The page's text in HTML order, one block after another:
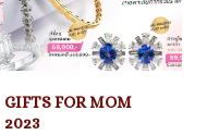
GIFTS FOR MOM
2023